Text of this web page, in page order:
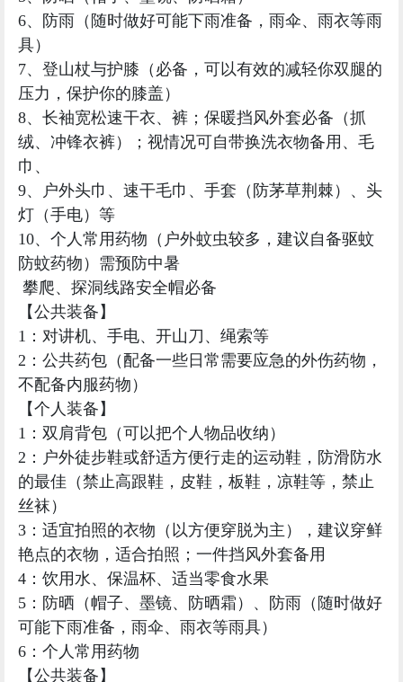
绒、冲锋衣裤）；视情况可自带换洗衣物备用、毛
巾、
9、户外头巾、速干毛巾、手套（防茅草荆棘）、头
灯（手电）等
10、个人常用药物（户外蚊虫较多，建议自备驱蚊
防蚊药物）需预防中暑
攀爬、探洞线路安全帽必备
【公共装备】
1：对讲机、手电、开山刀、绳索等
2：公共药包（配备一些日常需要应急的外伤药物，
不配备内服药物）
【个人装备】
1：双肩背包（可以把个人物品收纳）
2：户外徒步鞋或舒适方便行走的运动鞋，防滑防水
的最佳（禁止高跟鞋，皮鞋，板鞋，凉鞋等，禁止
丝袜）
3：适宜拍照的衣物（以方便穿脱为主），建议穿鲜
艳点的衣物，适合拍照；一件挡风外套备用
4：饮用水、保温杯、适当零食水果
5：防晒（帽子、墨镜、防晒霜）、防雨（随时做好
可能下雨准备，雨伞、雨衣等雨具）
6：个人常用药物
【公共装备】
1：对讲机、手电等
2：公共药包（配备一些日常需要应急的外伤药物，
不配备内服药物）